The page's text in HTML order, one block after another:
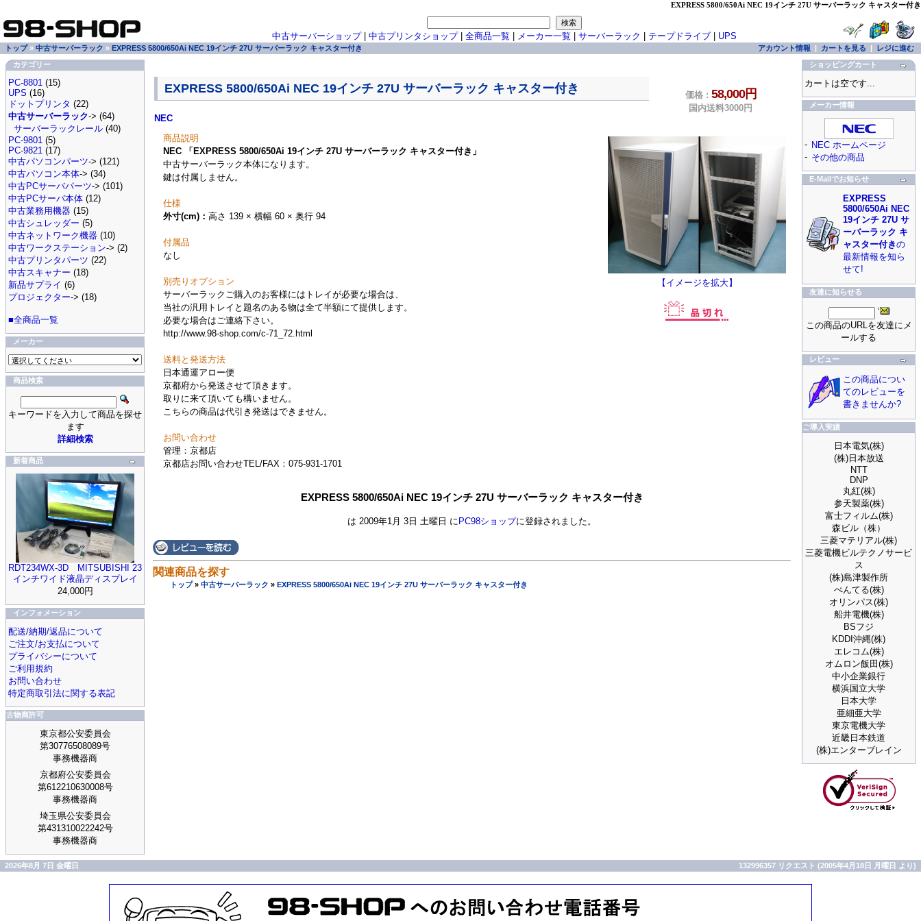
EXPRESS 5800/650Ai NEC 19インチ 27U サーバーラック キャスター付き
EXPRESS 5800/650Ai NEC 19インチ 27U サーバーラック キャスター付き
NEC
価格 : 58,000円
国内送料3000円
【イメージを拡大】
商品説明
NEC 「EXPRESS 5800/650Ai 19インチ 27U サーバーラック キャスター付き」
中古サーバーラック本体になります。
鍵は付属しません。
仕様
外寸(cm)： 高さ 139 × 横幅 60 × 奥行 94
付属品
なし
別売りオプション
サーバーラックご購入のお客様にはトレイが必要な場合は、
当社の汎用トレイと題名のある物は全て半額にて提供します。
必要な場合はご連絡下さい。
http://www.98-shop.com/c-71_72.html
送料と発送方法
日本通運アロー便
京都府から発送させて頂きます。
取りに来て頂いても構いません。
こちらの商品は代引き発送はできません。
お問い合わせ
管理：京都店
京都店お問い合わせTEL/FAX：075-931-1701
EXPRESS 5800/650Ai NEC 19インチ 27U サーバーラック キャスター付き
は 2009年1月 3日 土曜日 に PC98ショップに登録されました。
関連商品を探す
トップ» 中古サーバーラック » EXPRESS 5800/650Ai NEC 19インチ 27U サーバーラック キャスター付き
中古サーバーショップ| 中古プリンタショップ| 全商品一覧 メーカー一覧 サーバーラック テープドライブ| UPS
トップ» 中古サーバーラック » EXPRESS 5800/650Ai NEC 19インチ 27U サーバーラック キャスター付き アカウント情報 カートを見る
レジに進む
カテゴリー
PC-8801 (15)
UPS (16)
ドットプリンタ (22)
中古サーバーラック-> (64)
サーバーラックレール (40)
PC-9801 (5)
PC-9821 (17)
中古パソコンパーツ-> (121)
中古パソコン本体-> (34)
中古PCサーバパーツ-> (101)
中古PCサーバ本体 (12)
中古業務用機器 (15)
中古シュレッダー (5)
中古ネットワーク機器 (10)
中古ワークステーション-> (2)
中古プリンタパーツ (22)
中古スキャナー (18)
新品サプライ (6)
プロジェクター-> (18)
■全商品一覧
メーカー
商品検索
キーワードを入力して商品を探せ
ます
詳細検索
新着商品
RDT234WX-3D MITSUBISHI 23
インチワイド液晶ディスプレイ
24,000円
インフォメーション
配送/納期/返品について
ご注文/お支払について
プライバシーについて
ご利用規約
お問い合わせ
特定商取引法に関する表記
古物商許可
東京都公安委員会
第30776508089号
事務機器商
京都府公安委員会
第612210630008号
事務機器商
埼玉県公安委員会
第431310022242号
事務機器商
ショッピングカート
カートは空です...
メーカー情報
- NEC ホームページ
- その他の商品
E-Mailでお知らせ
EXPRESS
5800/650Ai NEC
19インチ 27U サ
ーバーラック キ
ャスター付きの
最新情報を知ら
せて!
友達に知らせる
この商品のURLを友達にメ
ールする
レビュー
この商品につい
てのレビューを
書きませんか?
ご導入実績
日本電気(株)
(株)日本放送
NTT
DNP
丸紅(株)
参天製薬(株)
富士フィルム(株)
森ビル（株）
三菱マテリアル(株)
三菱電機ビルテクノサービ
ス
(株)島津製作所
ぺんてる(株)
オリンパス(株)
船井電機(株)
BSフジ
KDDI沖縄(株)
エレコム(株)
オムロン飯田(株)
中小企業銀行
横浜国立大学
日本大学
亜細亜大学
東京電機大学
近畿日本鉄道
(株)エンターブレイン
2026年8月 7日 金曜日 132996357 リクエスト (2005年4月18日 月曜日 より)